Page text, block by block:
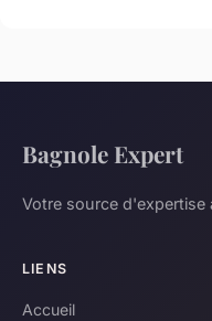
Bagnole Expert
Votre source
LIENS
Accueil